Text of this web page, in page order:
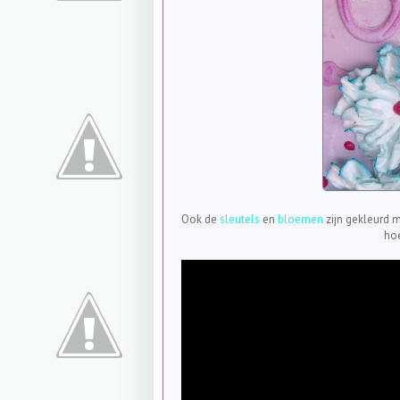
Ook de sleutels en bloemen zijn gekleurd